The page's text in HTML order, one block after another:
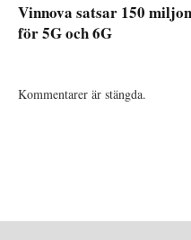
Vinnova satsar 150
för 5G och 6G
Kommentarer är stängda.